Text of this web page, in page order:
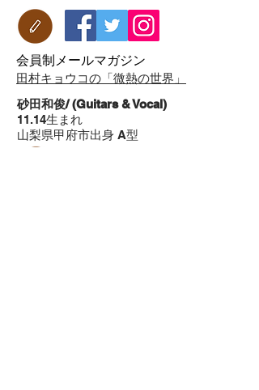
​会員制メールマガジン
​田村キョウコの「微熱の世界」
砂田和俊/ (Guitars & Vocal)
11.14生まれ
山梨県甲府市出身 A型